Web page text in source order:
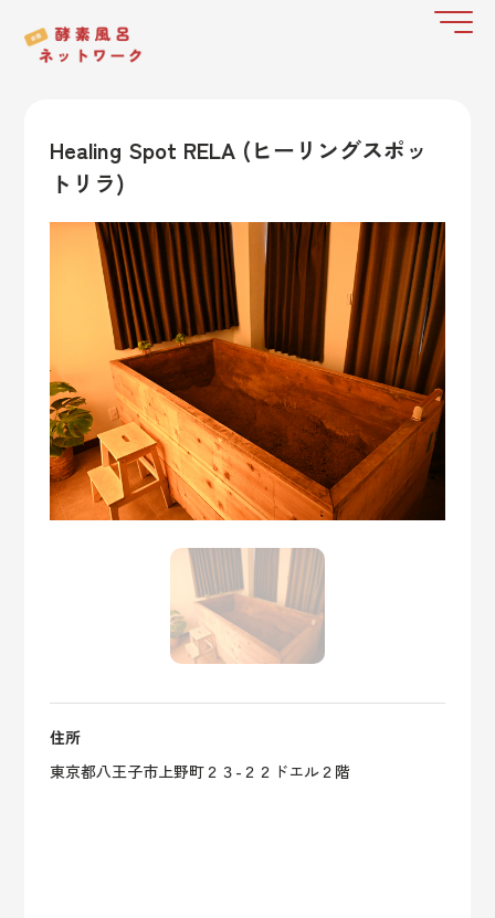
Healing Spot RELA (ヒーリングスポッ
トリラ)
住所
東京都八王子市上野町２３-２２ドエル２階